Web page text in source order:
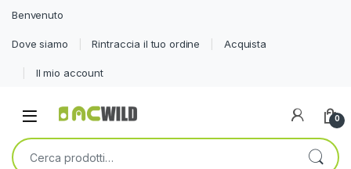
Benvenuto
Dove siamo Rintraccia il tuo ordine Acquista
Il mio account
0
Cerca: